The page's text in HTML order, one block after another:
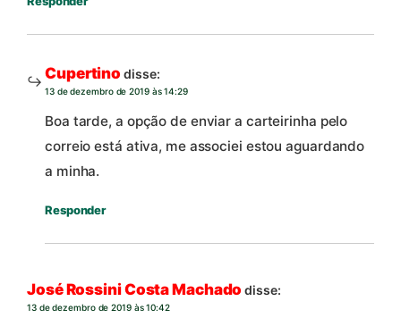
Cupertino disse:
13 de dezembro de 2019 às 14:29
Boa tarde, a opção de enviar a carteirinha pelo
correio está ativa, me associei estou aguardando
a minha.
Responder
José Rossini Costa Machado disse:
13 de dezembro de 2019 às 10:42